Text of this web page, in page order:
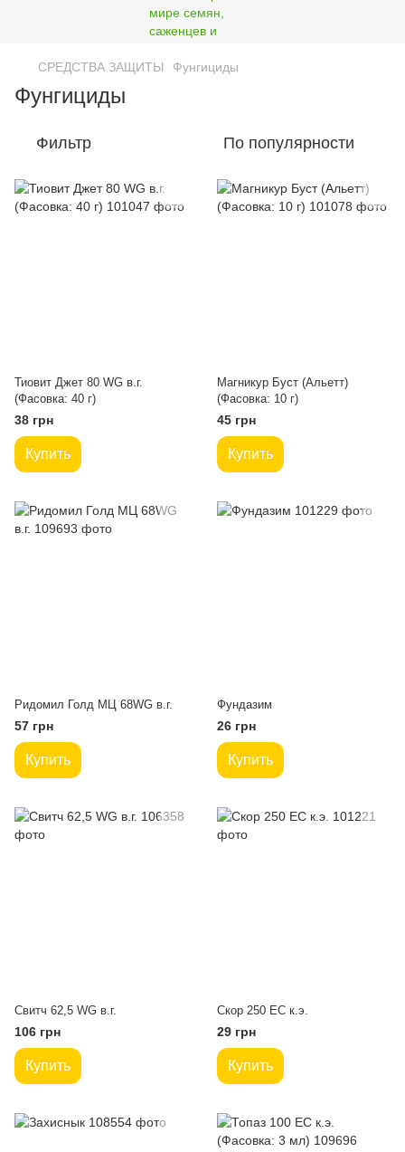
СРЕДСТВА ЗАЩИТЫ Фунгициды
Фунгициды
Фильтр По популярности
Тиовит Джет 80 WG в.г.
(Фасовка: 40 г)
38 грн
Купить
Магникур Буст (Альетт)
(Фасовка: 10 г)
45 грн
Купить
Ридомил Голд МЦ 68WG в.г.
57 грн
Купить
Фундазим
26 грн
Купить
Свитч 62,5 WG в.г.
106 грн
Купить
Скор 250 ЕС к.э.
29 грн
Купить